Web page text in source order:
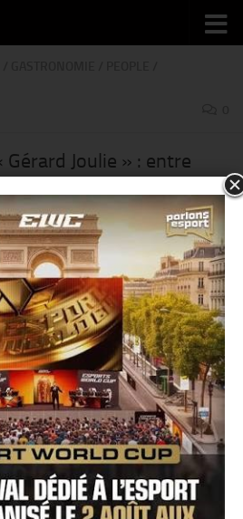
Joulie » : entre
!!
AOÛT 2019· MIS À JOUR1 SEPTEMBRE
DE FAMILLE
parisiennes.
Joulie » depuis plus de 40 ans et
une institution dans le monde de la
française que Gérard Joulie a su
et Alexandre, qui dirigent et
familiale avec fierté.
du Congrès Maillot en 1975, avant